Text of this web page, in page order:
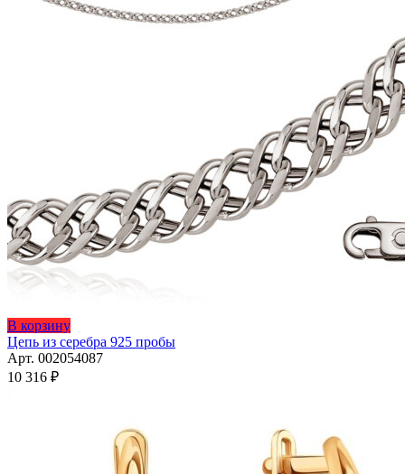
В корзинуЭтот
товар
имеет
выбрать
странице
Цепь из серебра 925 пробы
Арт. 002054087
10 316 ₽